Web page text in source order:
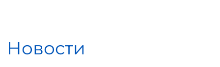
Новости